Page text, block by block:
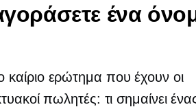
ένα
ερώτημα που έχουν οι
πωλητές: τι σημαίνει